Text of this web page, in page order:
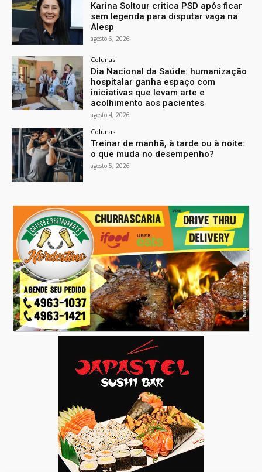
Karina Soltour critica PSD após ficar
sem legenda para disputar vaga na
Alesp
agosto 6, 2026
Colunas
Dia Nacional da Saúde: humanização
hospitalar ganha espaço com
iniciativas que levam arte e
acolhimento aos pacientes
agosto 4, 2026
Colunas
Treinar de manhã, à tarde ou à noite:
o que muda no desempenho?
agosto 5, 2026